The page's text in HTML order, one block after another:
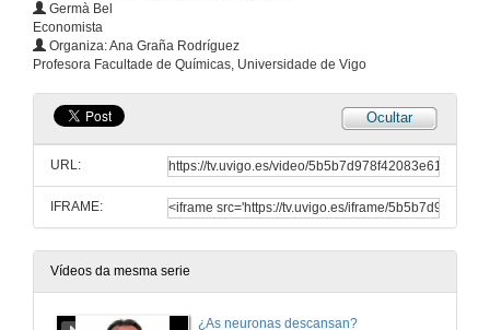
Germà Bel
Economista
Organiza: Ana Graña Rodríguez
Profesora Facultade de Químicas, Universidade de Vigo
Ocultar
URL:
IFRAME:
Vídeos da mesma serie
¿As neuronas descansan?